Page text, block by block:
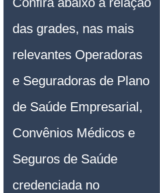
das grades, nas mais
relevantes Operadoras
e Seguradoras de Plano
de Saúde Empresarial,
Convênios Médicos e
Seguros de Saúde
credenciada no